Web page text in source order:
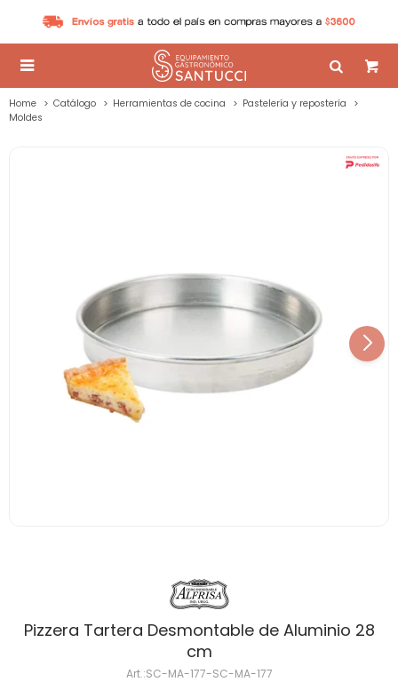

Home Catálogo Herramientas de cocina
Pastelería y repostería
Moldes
Pizzera Tartera Desmontable de Aluminio 28
cm
SC-MA-177-SC-MA-177